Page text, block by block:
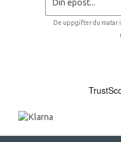
De uppgifter du matar